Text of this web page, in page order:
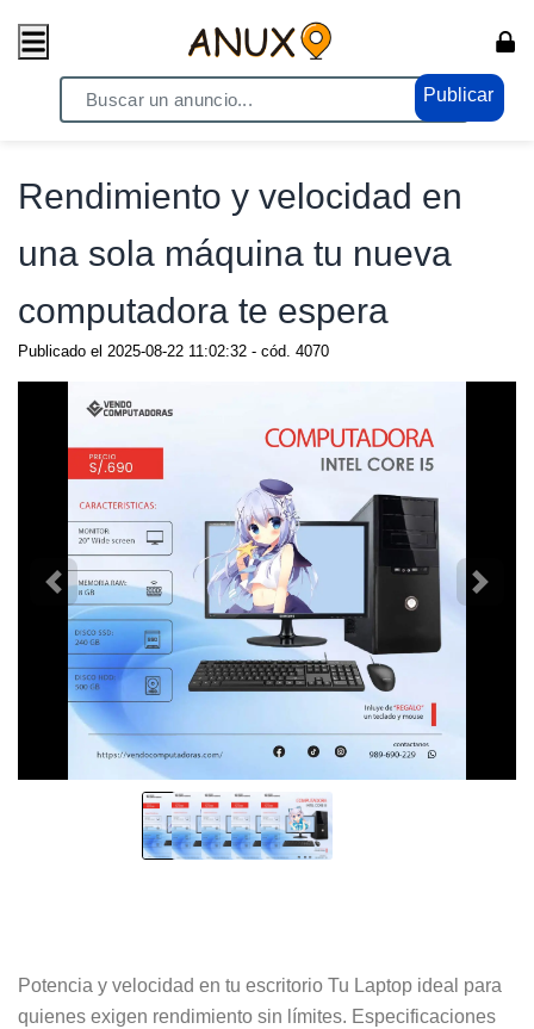
Publicar
/ Electrónicos - Video / Computadoras - Laptops
Rendimiento y velocidad en
una sola máquina tu nueva
computadora te espera
Publicado el 2025-08-22 11:02:32 - cód. 4070
Potencia y velocidad en tu escritorio Tu Laptop ideal para
quienes exigen rendimiento sin límites. Especificaciones